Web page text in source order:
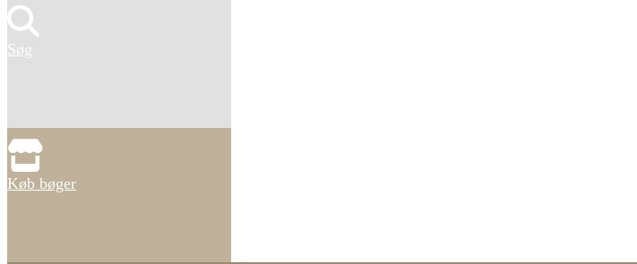
Søg
Køb bøger